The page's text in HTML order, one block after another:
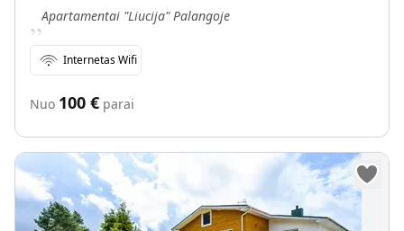
„Apartamentai "Liucija" Palangoje
Internetas Wifi
Nuo 100 € parai